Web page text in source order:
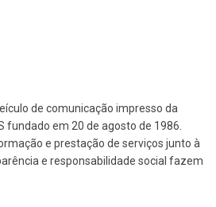
de comunicação impresso da
fundado em 20 de agosto de 1986.
e prestação de serviços junto à
e responsabilidade social fazem